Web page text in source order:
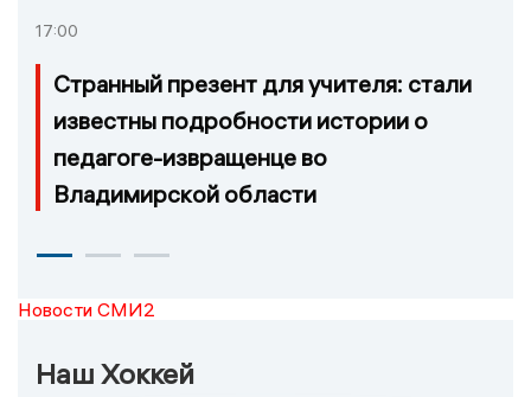
17:00
Странный презент для учителя: стали
известны подробности истории о
педагоге-извращенце во
Владимирской области
Новости СМИ2
Наш Хоккей